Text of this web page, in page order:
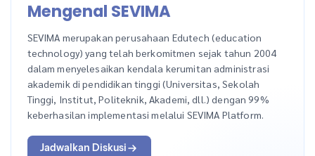
Mengenal SEVIMA
SEVIMA merupakan perusahaan Edutech (education
technology) yang telah berkomitmen sejak tahun 2004
dalam menyelesaikan kendala kerumitan administrasi
akademik di pendidikan tinggi (Universitas, Sekolah
Tinggi, Institut, Politeknik, Akademi, dll.) dengan 99%
keberhasilan implementasi melalui SEVIMA Platform.
Jadwalkan Diskusi